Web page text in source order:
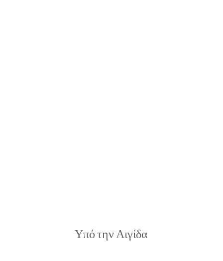
Υπό την Αιγίδα